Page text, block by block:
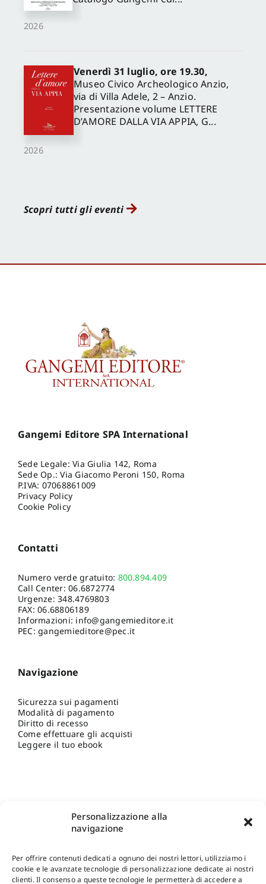
Personalizzazione alla
navigazione
Per offrire contenuti dedicati a ognuno dei nostri lettori, utilizziamo i
cookie e le avanzate tecnologie di personalizzazione dedicate ai nostri
clienti. Il consenso a queste tecnologie le permetterà di accedere a
2026
2026
Venerdì 31 luglio, ore 19.30,
Museo Civico Archeologico Anzio,
via di Villa Adele, 2 – Anzio.
Presentazione volume LETTERE
D’AMORE DALLA VIA APPIA, G...
Scopri tutti gli eventi
Gangemi Editore SPA International
Sede Legale: Via Giulia 142, Roma
Sede Op.: Via Giacomo Peroni 150, Roma
P.IVA: 07068861009
Privacy Policy
Cookie Policy
Contatti
Numero verde gratuito: 800.894.409
Call Center:06.6872774
Urgenze:348.4769803
FAX: 06.68806189
Informazioni: info@gangemieditore.it
PEC: gangemieditore@pec.it
Navigazione
Sicurezza sui pagamenti
Modalità di pagamento
Diritto di recesso
Come effettuare gli acquisti
Leggere il tuo ebook